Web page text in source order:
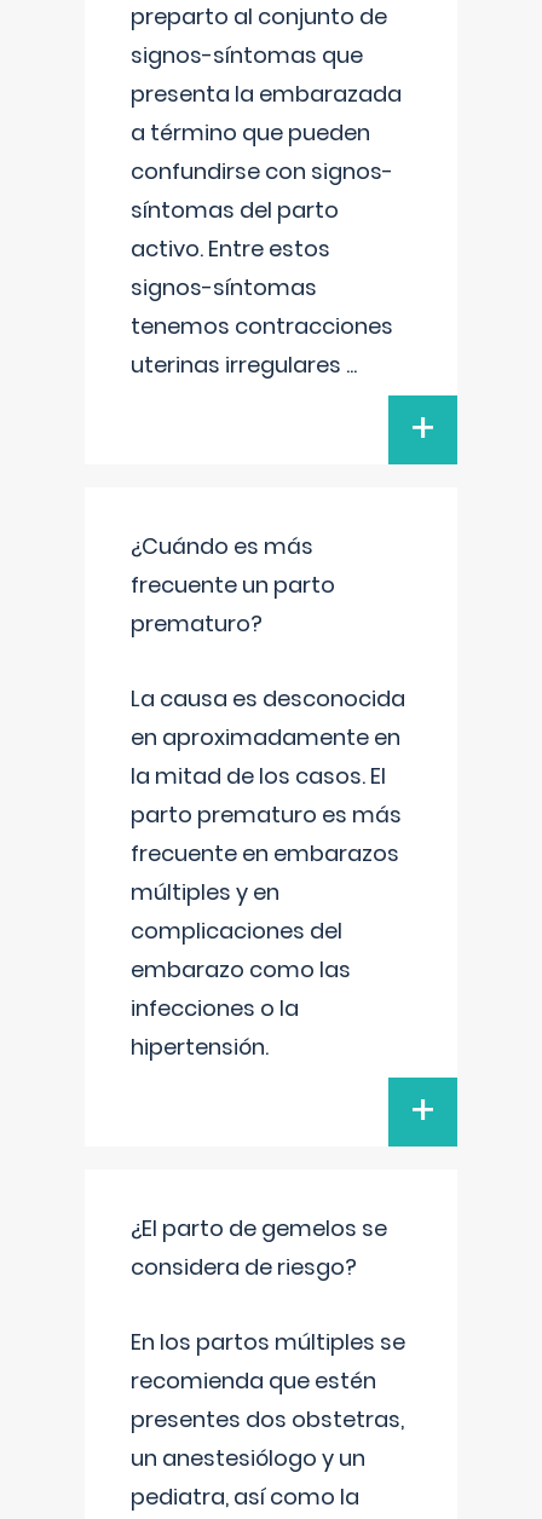
preparto al conjunto de
signos-síntomas que
presenta la embarazada
a término que pueden
confundirse con signos-
síntomas del parto
activo. Entre estos
signos-síntomas
tenemos contracciones
uterinas irregulares ...
+
¿Cuándo es más
frecuente un parto
prematuro?
La causa es desconocida
en aproximadamente en
la mitad de los casos. El
parto prematuro es más
frecuente en embarazos
múltiples y en
complicaciones del
embarazo como las
infecciones o la
hipertensión.
+
¿El parto de gemelos se
considera de riesgo?
En los partos múltiples se
recomienda que estén
presentes dos obstetras,
un anestesiólogo y un
pediatra, así como la